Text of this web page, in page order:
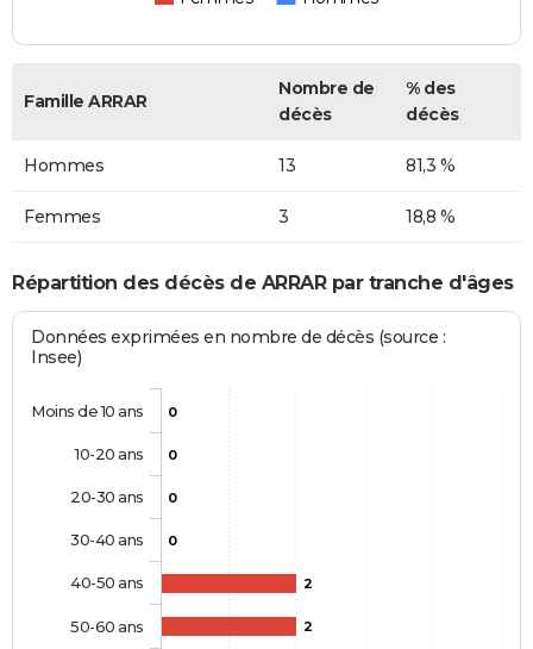
Famille ARRAR
Nombre de
décès
% des
décès
Hommes 13 81,3 %
Femmes 3 18,8 %
Répartition des décès de ARRAR par tranche d'âges
Données exprimées en nombre de décès (source :
Insee)
0
0
0
0
2
2
Moins de 10 ans
10-20 ans
20-30 ans
30-40 ans
40-50 ans
50-60 ans